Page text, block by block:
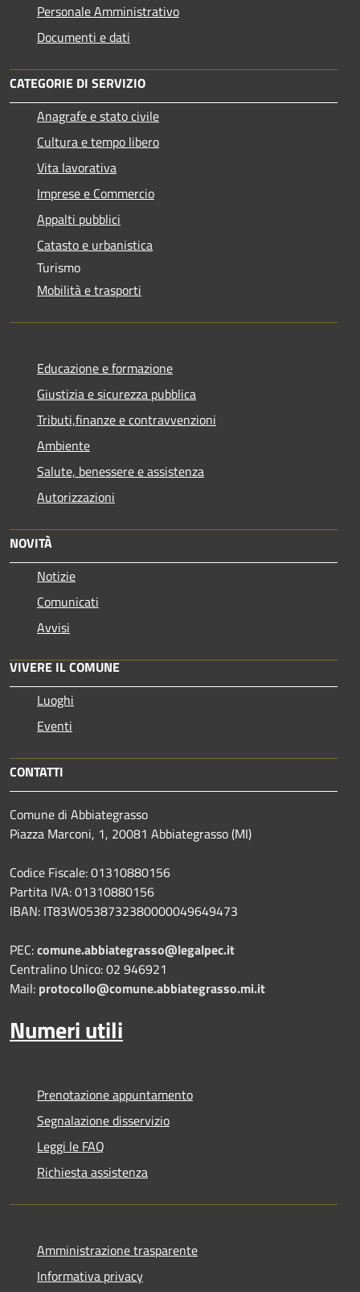
Personale Amministrativo
Documenti e dati
CATEGORIE DI SERVIZIO
Anagrafe e stato civile
Cultura e tempo libero
Vita lavorativa
Imprese e Commercio
Appalti pubblici
Catasto e urbanistica
Turismo
Mobilità e trasporti
Educazione e formazione
Giustizia e sicurezza pubblica
Tributi,finanze e contravvenzioni
Ambiente
Salute, benessere e assistenza
Autorizzazioni
NOVITÀ
Notizie
Comunicati
Avvisi
VIVERE IL COMUNE
Luoghi
Eventi
CONTATTI
Comune di Abbiategrasso
Piazza Marconi, 1, 20081 Abbiategrasso (MI)
Codice Fiscale: 01310880156
Partita IVA: 01310880156
IBAN: IT83W0538732380000049649473
PEC:comune.abbiategrasso@legalpec.it
Centralino Unico: 02 946921
Mail: protocollo@comune.abbiategrasso.mi.it
Numeri utili
Prenotazione appuntamento
Segnalazione disservizio
Leggi le FAQ
Richiesta assistenza
Amministrazione trasparente
Informativa privacy